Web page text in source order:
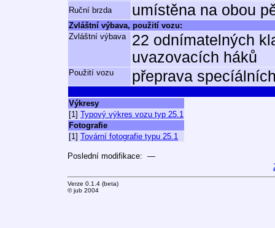
Ruční brzda umístěna na obou
Zvláštní výbava, použití vozu:
Zvláštní výbava
22 odnímatelných
uvazovacích háků
Použití vozu přeprava
Výkresy
[1] Typový výkres vozu typ 25.1
Fotografie
[1] Tovární fotografie typu 25.1
Poslední modifikace: —
Verze 0.1.4 (beta)
© jub 2004